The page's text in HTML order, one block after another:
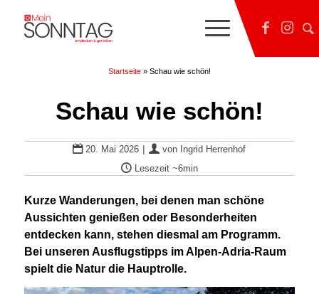
Startseite» Schau wie schön!
Schau wie schön!
20. Mai 2026 | von Ingrid Herrenhof
Lesezeit ~6min
Kurze Wanderungen, bei denen man schöne
Aussichten genießen oder Besonderheiten
entdecken kann, stehen diesmal am Programm.
Bei unseren Ausflugstipps im Alpen-Adria-Raum
spielt die Natur die Hauptrolle.